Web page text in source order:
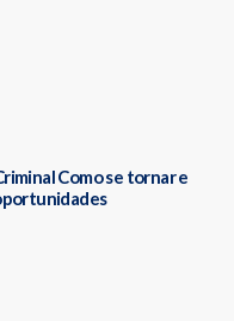
Como se tornar e